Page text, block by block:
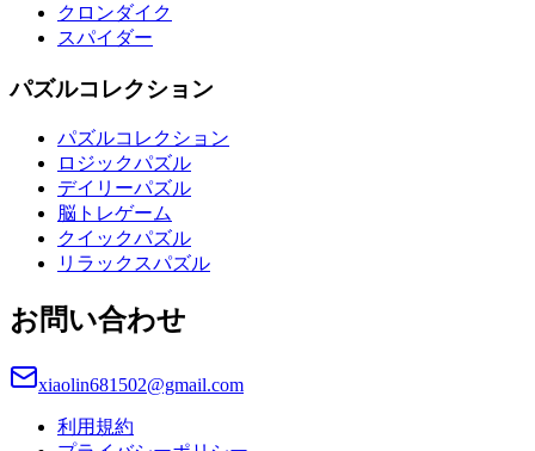
クロンダイク
スパイダー
パズルコレクション
パズルコレクション
ロジックパズル
デイリーパズル
脳トレゲーム
クイックパズル
リラックスパズル
お問い合わせ
xiaolin681502@gmail.com
利用規約